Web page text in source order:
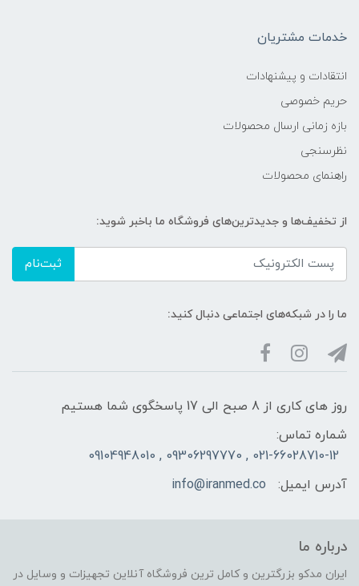
خدمات مشتریان
انتقادات و پیشنهادات
حریم خصوصی
بازه زمانی ارسال محصولات
نظرسنجی
راهنمای محصولات
از تخفیف‌ها و جدیدترین‌های فروشگاه ما باخبر شوید:
ثبت‌نام
ما را در شبکه‌های اجتماعی دنبال کنید:
روز های کاری از 8 صبح الی 17 پاسخگوی شما هستیم
شماره تماس:
021-66028710-12 , 09306297770 , 09104948010
آدرس ایمیل:
info@iranmed.co
درباره ما
ایران مدکو بزرگترین و کامل ترین فروشگاه آنلاین تجهیزات و وسایل در